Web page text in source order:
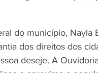
do município, Nayla
dos direitos dos
deseje. A